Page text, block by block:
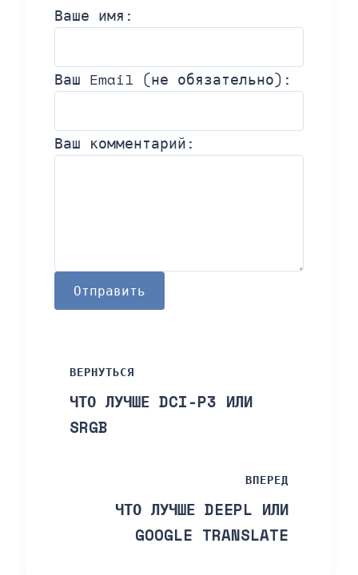
Ваше имя:
Ваш Email (не обязательно):
Ваш комментарий:
Отправить
ВЕРНУТЬСЯ
ЧТО ЛУЧШЕ DCI-P3 ИЛИ
SRGB
ВПЕРЕД
ЧТО ЛУЧШЕ DEEPL ИЛИ
GOOGLE TRANSLATE